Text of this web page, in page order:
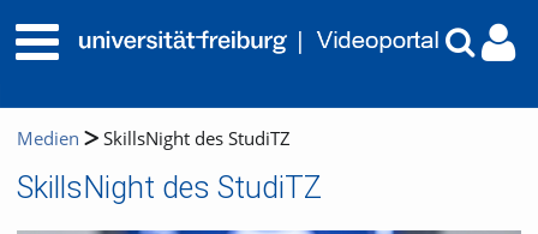
Medien SkillsNight des StudiTZ
SkillsNight des StudiTZ